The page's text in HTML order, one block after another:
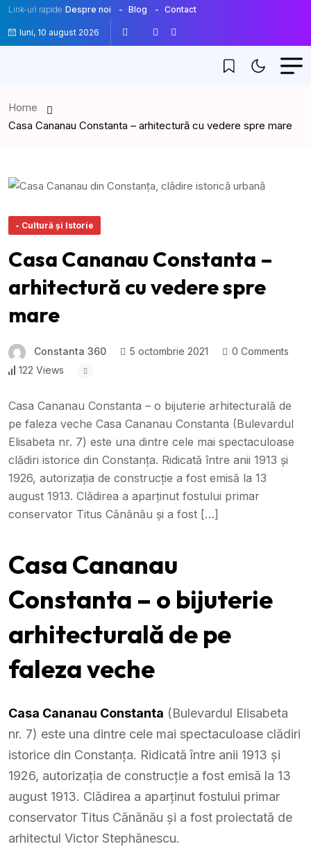
Link-uri rapide Despre noi Blog Contact
luni, 10 august 2026
Home
Casa Cananau Constanta – arhitectură cu vedere spre mare
- Cultură și Istorie
Casa Cananau Constanta –
arhitectură cu vedere spre
mare
Constanta 360 5 octombrie 2021
0 Comments
122 Views
Casa Cananau Constanta – o bijuterie arhitecturală de
pe faleza veche Casa Cananau Constanta (Bulevardul
Elisabeta nr. 7) este una dintre cele mai spectaculoase
clădiri istorice din Constanța. Ridicată între anii 1913 și
1926, autorizația de construcție a fost emisă la 13
august 1913. Clădirea a aparținut fostului primar
conservator Titus Cănănău și a fost […]
Casa Cananau
Constanta – o bijuterie
arhitecturală de pe
faleza veche
Casa Cananau Constanta (Bulevardul Elisabeta
nr. 7) este una dintre cele mai spectaculoase clădiri
istorice din Constanța. Ridicată între anii 1913 și
1926, autorizația de construcție a fost emisă la 13
august 1913. Clădirea a aparținut fostului primar
conservator Titus Cănănău și a fost proiectată de
arhitectul Victor Stephănescu.